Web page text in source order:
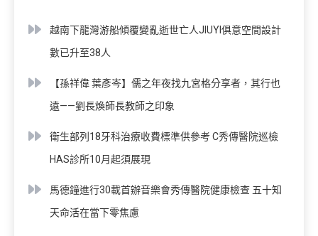
越南下龍灣游船傾覆變亂逝世亡人JIUYI俱意空間設計
數已升至38人
【孫祥偉 葉彥岑】儒之年夜找九宮格分享者，其行也
遠——劉長煥師長教師之印象
衛生部列18牙科治療收費標準供參考 C秀傳醫院巡檢
HAS診所10月起須展現
馬德鐘進行30載首辦音樂會秀傳醫院健康檢查 五十知
天命活在當下零焦慮